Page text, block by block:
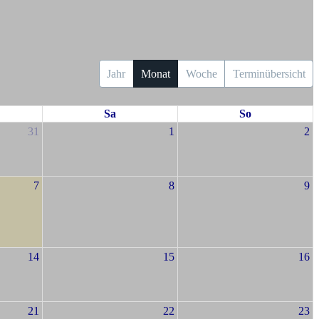
Jahr Monat Woche Terminübersicht
Sa
So
31
1 2
7 8 9
14 15 16
21 22 23